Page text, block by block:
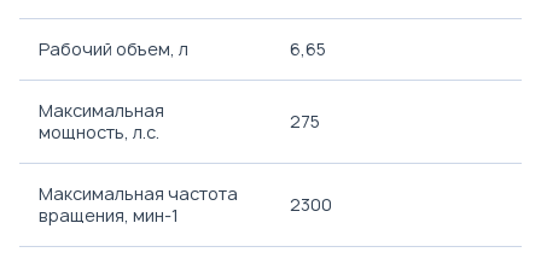
Рабочий объем, л 6,65
Максимальная
мощность, л.с.
275
Максимальная частота
вращения, мин-1
2300